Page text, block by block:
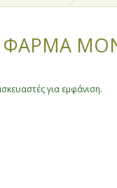
ΦΑΡΜΑ
για εμφάνιση.